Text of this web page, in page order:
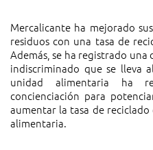
Mercalicante ha mejorado
residuos con una tasa de
Además, se ha registrado
indiscriminado que se lleva
unidad alimentaria ha
concienciación para
aumentar la tasa de
alimentaria.